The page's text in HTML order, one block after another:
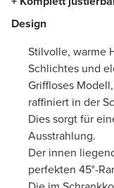
Design
Stilvolle, warme
Schlichtes und
Griffloses
raffiniert in der
Dies sorgt für
Ausstrahlung.
Der innen
perfekten 45°-